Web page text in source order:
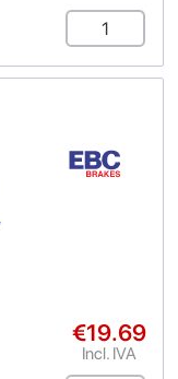
€19.69
Incl. IVA